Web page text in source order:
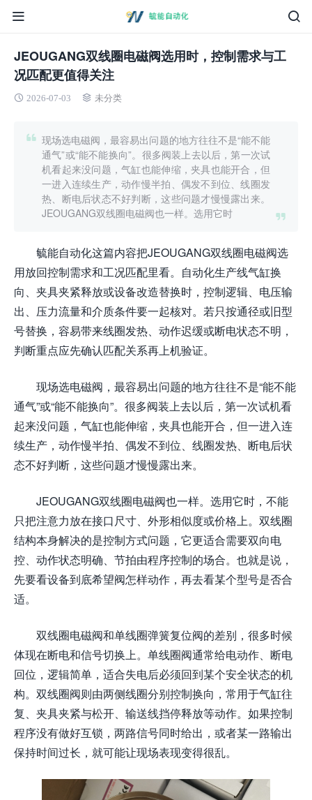
JEOUGANG双线圈电磁阀选用时，控制需求与工
况匹配更值得关注
2026-07-03 未分类
现场选电磁阀，最容易出问题的地方往往不是“能不能
通气”或“能不能换向”。很多阀装上去以后，第一次试
机看起来没问题，气缸也能伸缩，夹具也能开合，但
一进入连续生产，动作慢半拍、偶发不到位、线圈发
热、断电后状态不好判断，这些问题才慢慢露出来。
JEOUGANG双线圈电磁阀也一样。选用它时
毓能自动化这篇内容把JEOUGANG双线圈电磁阀选
用放回控制需求和工况匹配里看。自动化生产线气缸换
向、夹具夹紧释放或设备改造替换时，控制逻辑、电压输
出、压力流量和介质条件要一起核对。若只按通径或旧型
号替换，容易带来线圈发热、动作迟缓或断电状态不明，
判断重点应先确认匹配关系再上机验证。
现场选电磁阀，最容易出问题的地方往往不是“能不能
通气”或“能不能换向”。很多阀装上去以后，第一次试机看
起来没问题，气缸也能伸缩，夹具也能开合，但一进入连
续生产，动作慢半拍、偶发不到位、线圈发热、断电后状
态不好判断，这些问题才慢慢露出来。
JEOUGANG双线圈电磁阀也一样。选用它时，不能
只把注意力放在接口尺寸、外形相似度或价格上。双线圈
结构本身解决的是控制方式问题，它更适合需要双向电
控、动作状态明确、节拍由程序控制的场合。也就是说，
先要看设备到底希望阀怎样动作，再去看某个型号是否合
适。
双线圈电磁阀和单线圈弹簧复位阀的差别，很多时候
体现在断电和信号切换上。单线圈阀通常给电动作、断电
回位，逻辑简单，适合失电后必须回到某个安全状态的机
构。双线圈阀则由两侧线圈分别控制换向，常用于气缸往
复、夹具夹紧与松开、输送线挡停释放等动作。如果控制
程序没有做好互锁，两路信号同时给出，或者某一路输出
保持时间过长，就可能让现场表现变得很乱。